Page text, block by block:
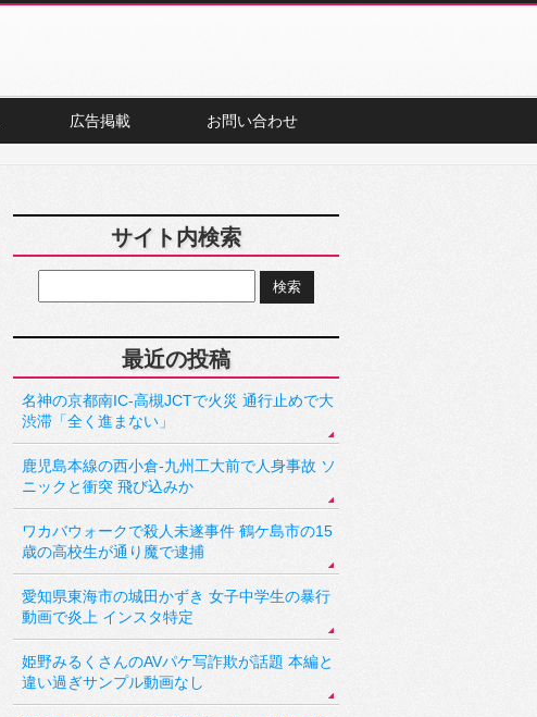
広告掲載 お問い合わせ
サイト内検索
最近の投稿
名神の京都南IC-高槻JCTで火災 通行止めで大
渋滞「全く進まない」
鹿児島本線の西小倉-九州工大前で人身事故 ソ
ニックと衝突 飛び込みか
ワカバウォークで殺人未遂事件 鶴ケ島市の15
歳の高校生が通り魔で逮捕
愛知県東海市の城田かずき 女子中学生の暴行
動画で炎上 インスタ特定
姫野みるくさんのAVパケ写詐欺が話題 本編と
違い過ぎサンプル動画なし